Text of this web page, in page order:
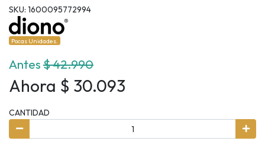
SKU: 1600095772994
Pocas Unidades.
Antes$ 42.990
Ahora $ 30.093
CANTIDAD